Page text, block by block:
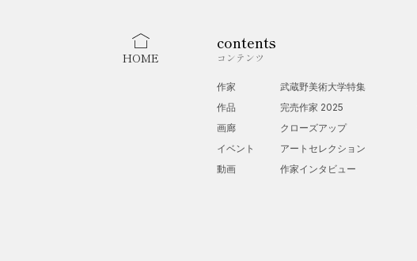
HOME
contents
コンテンツ
作家
作品
画廊
イベント
動画
武蔵野美術大学特集
完売作家 2025
クローズアップ
アートセレクション
作家インタビュー